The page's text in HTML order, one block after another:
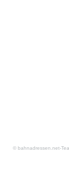
© bahnadressen.net-